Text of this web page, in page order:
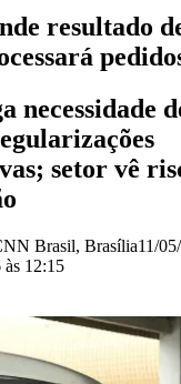
resultado
necessidade
setor vê
Brasil, Brasília11/
às 12:15